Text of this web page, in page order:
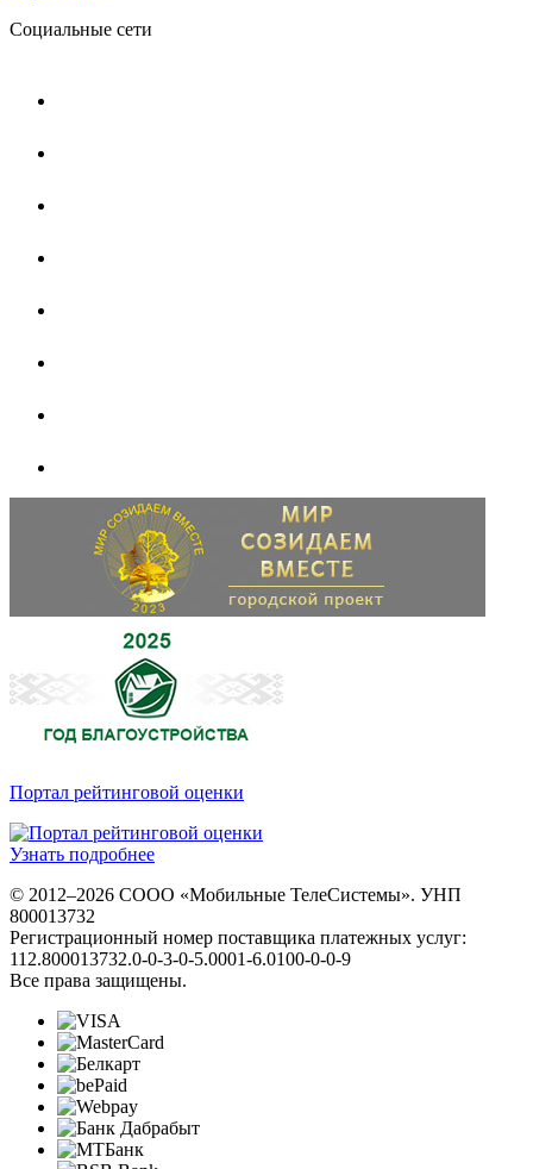
Социальные сети
Портал рейтинговой оценки
Узнать подробнее
© 2012–2026 СООО «Мобильные ТелеСистемы». УНП
800013732
Регистрационный номер поставщика платежных услуг:
112.800013732.0-0-3-0-5.0001-6.0100-0-0-9
Все права защищены.